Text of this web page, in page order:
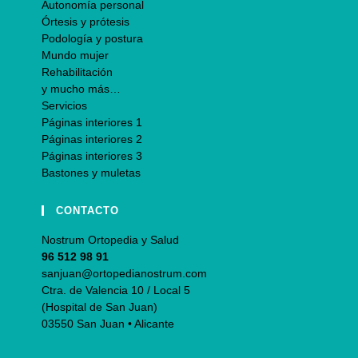
Autonomía personal
Órtesis y prótesis
Podología y postura
Mundo mujer
Rehabilitación
y mucho más…
Servicios
Páginas interiores 1
Páginas interiores 2
Páginas interiores 3
Bastones y muletas
CONTACTO
Nostrum Ortopedia y Salud
96 512 98 91
sanjuan@ortopedianostrum.com
Ctra. de Valencia 10 / Local 5
(Hospital de San Juan)
03550 San Juan • Alicante